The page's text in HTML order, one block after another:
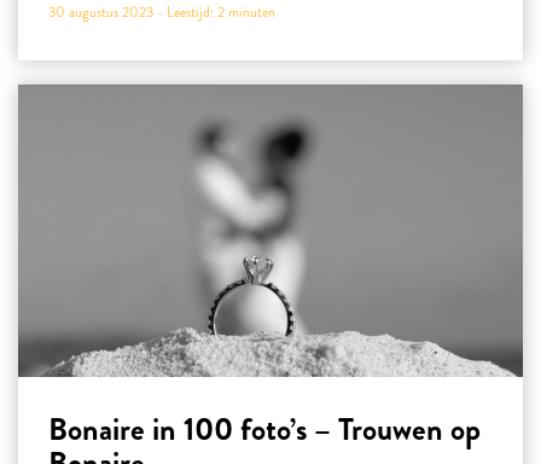
30 augustus 2023 - Leestijd: 2minuten
Bonaire in 100 foto’s – Trouwen op